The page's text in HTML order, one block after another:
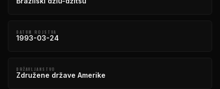
DATUM ROJSTVA
1993-03-24
DRŽAVLJANSTVO
Združene države Amerike